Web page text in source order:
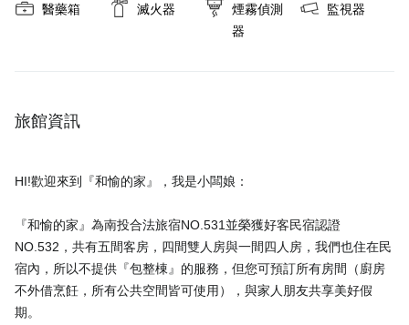
醫藥箱 滅火器
煙霧偵測
器
監視器
旅館資訊
HI!歡迎來到『和愉的家』，我是小闆娘：
『和愉的家』為南投合法旅宿NO.531並榮獲好客民宿認證
NO.532，共有五間客房，四間雙人房與一間四人房，我們也住在民
宿內，所以不提供『包整棟』的服務，但您可預訂所有房間（廚房
不外借烹飪，所有公共空間皆可使用），與家人朋友共享美好假
期。